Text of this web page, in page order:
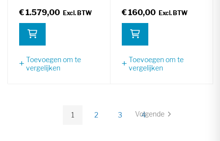
€ 1.579,00
Toevoegen om te
vergelijken
€ 160,00
Toevoegen om te
vergelijken
U
1 Pagina
2 Pagina
3 Pagina
4 Pagina
Volgende